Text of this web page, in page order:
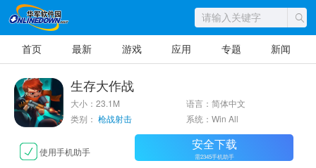
首页 最新 游戏 应用 专题 新闻
生存大作战
大小：23.1M
语言：简体中文
类别： 枪战射击 系统：Win All
使用手机助手 安全下载
需2345手机助手